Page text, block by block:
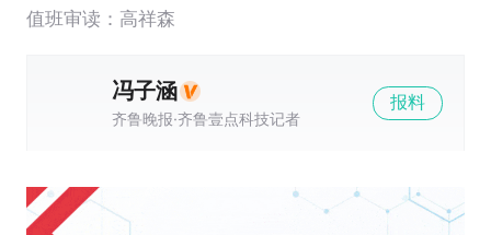
值班审读：高祥森
冯子涵
齐鲁晚报·齐鲁壹点科技记者
报料